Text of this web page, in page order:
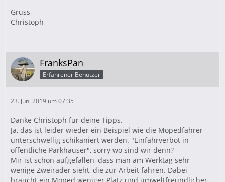
Gruss
Christoph
FranksPan
Erfahrener Benutzer
23. Juni 2019 um 07:35
Danke Christoph für deine Tipps.
Ja, das ist leider wieder ein Beispiel wie die Mopedfahrer
unterschwellig schikaniert werden. "Einfahrverbot in
öffentliche Parkhäuser", sorry wo sind wir denn?
Mir ist schon aufgefallen, dass man am Werktag sehr
wenige Zweiräder sieht, die zur Arbeit fahren. Dabei